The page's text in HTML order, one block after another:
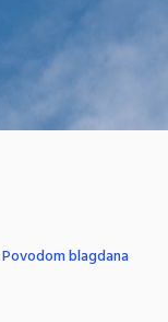
Povodom blagdana